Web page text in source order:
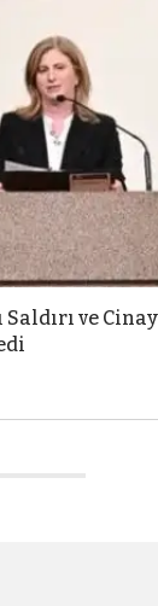
Saldırı ve